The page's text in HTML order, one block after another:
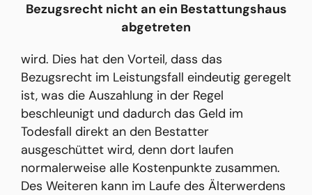
Bezugsrecht nicht an ein Bestattungshaus
abgetreten
wird. Dies hat den Vorteil, dass das
Bezugsrecht im Leistungsfall eindeutig geregelt
ist, was die Auszahlung in der Regel
beschleunigt und dadurch das Geld im
Todesfall direkt an den Bestatter
ausgeschüttet wird, denn dort laufen
normalerweise alle Kostenpunkte zusammen.
Des Weiteren kann im Laufe des Älterwerdens